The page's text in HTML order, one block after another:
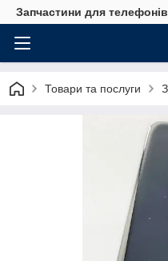
Запчастини для
Товари та послуги